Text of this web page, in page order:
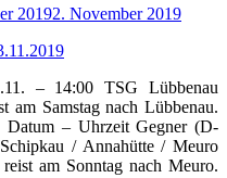
20192. November 2019
– 14:00 TSG Lübbenau
am Samstag nach Lübbenau.
– Uhrzeit Gegner (D-
/ Annahütte / Meuro
am Sonntag nach Meuro.